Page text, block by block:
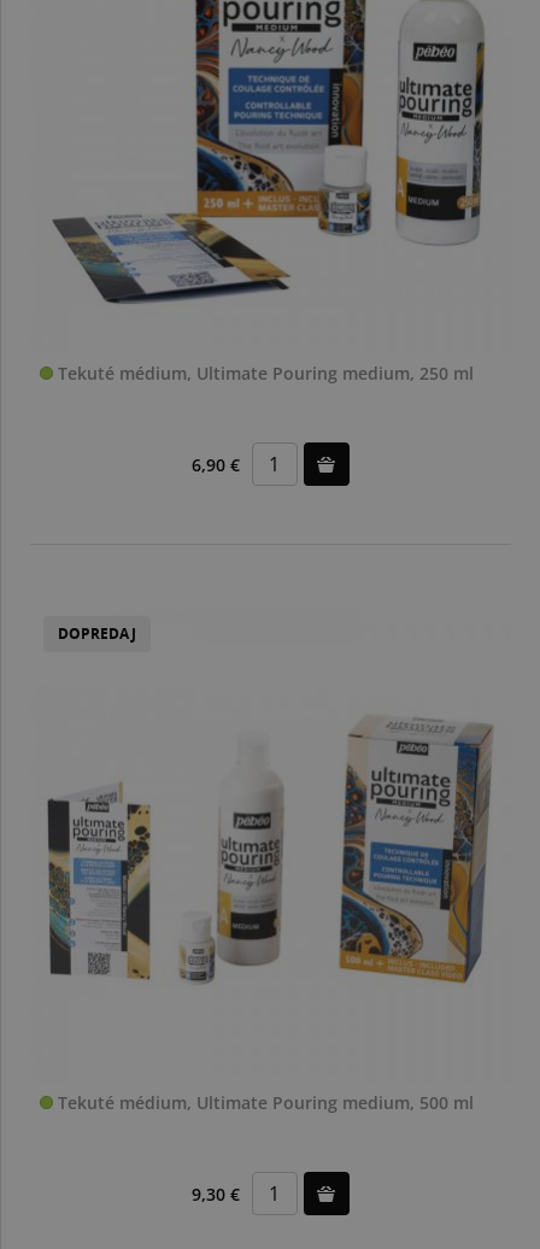
Tekuté médium, Ultimate Pouring medium, 250 ml
6,90 €
DOPREDAJ
Tekuté médium, Ultimate Pouring medium, 500 ml
9,30 €